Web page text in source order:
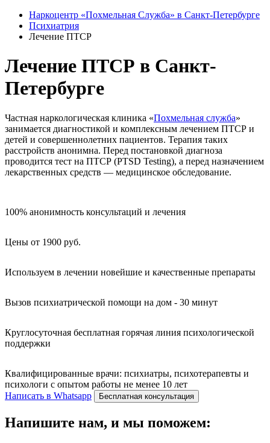
Наркоцентр «Похмельная Служба» в Санкт-Петербурге
Психиатрия
Лечение ПТСР
Лечение ПТСР в Санкт-
Петербурге
Частная наркологическая клиника «Похмельная служба»
занимается диагностикой и комплексным лечением ПТСР и
детей и совершеннолетних пациентов. Терапия таких
расстройств анонимна. Перед постановкой диагноза
проводится тест на ПТСР (PTSD Testing), а перед назначением
лекарственных средств — медицинское обследование.
100% анонимность консультаций и лечения
Цены от 1900 руб.
Используем в лечении новейшие и качественные препараты
Вызов психиатрической помощи на дом - 30 минут
Круглосуточная бесплатная горячая линия психологической
поддержки
Квалифицированные врачи: психиатры, психотерапевты и
психологи с опытом работы не менее 10 лет
Написать в Whatsapp
Бесплатная консультация
Напишите нам, и мы поможем: